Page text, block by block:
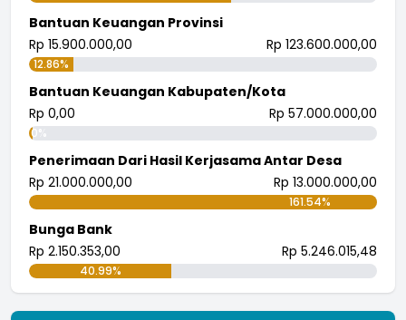
Bantuan Keuangan Provinsi
Rp 15.900.000,00
Rp 123.600.000,00
12.86%
Bantuan Keuangan Kabupaten/Kota
Rp 0,00
Rp 57.000.000,00
0%
Penerimaan Dari Hasil Kerjasama Antar Desa
Rp 21.000.000,00
Rp 13.000.000,00
161.54%
Bunga Bank
Rp 2.150.353,00
Rp 5.246.015,48
40.99%